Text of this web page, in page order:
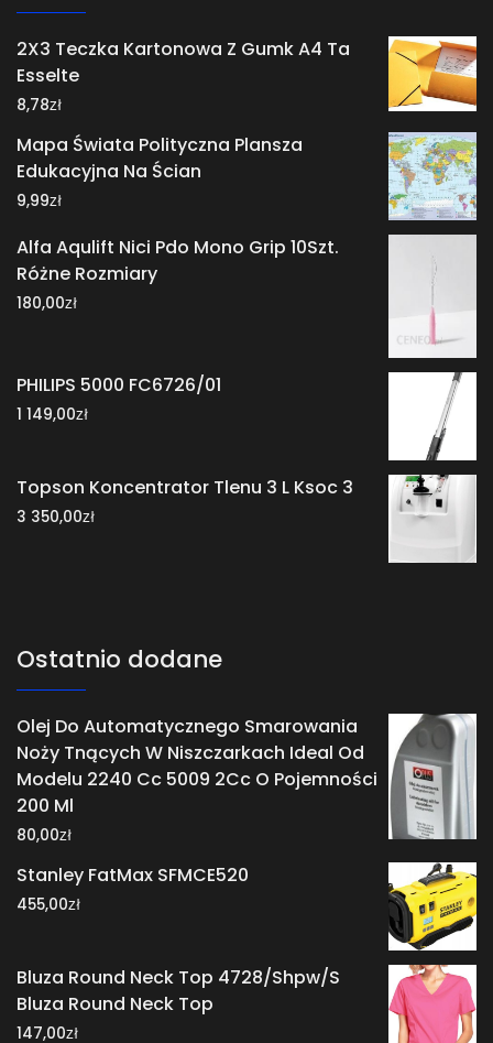
2X3 Teczka Kartonowa Z Gumk A4 Ta
Esselte
8,78zł
Mapa Świata Polityczna Plansza
Edukacyjna Na Ścian
9,99zł
Alfa Aqulift Nici Pdo Mono Grip 10Szt.
Różne Rozmiary
180,00zł
PHILIPS 5000 FC6726/01
1 149,00zł
Topson Koncentrator Tlenu 3 L Ksoc 3
3 350,00zł
Ostatnio dodane
Olej Do Automatycznego Smarowania
Noży Tnących W Niszczarkach Ideal Od
Modelu 2240 Cc 5009 2Cc O Pojemności
200 Ml
80,00zł
Stanley FatMax SFMCE520
455,00zł
Bluza Round Neck Top 4728/Shpw/S
Bluza Round Neck Top
147,00zł